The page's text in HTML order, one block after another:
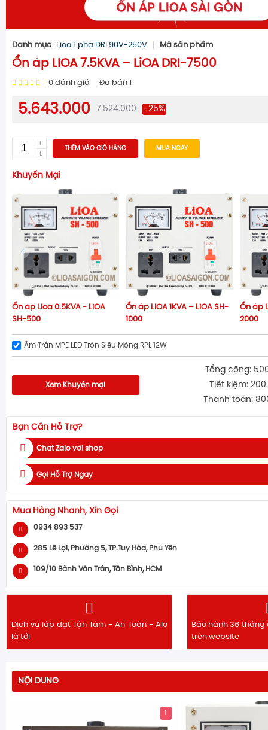
Danh mục Lioa 1 pha DRI 90V-250V Mã sản phẩm
Ổn áp LIOA 7.5KVA – LiOA DRI-7500
0 đánh giá Đã bán 1
5.643.000 7.524.000 -25%
THÊM VÀO GIỎ HÀNG MUA NGAY
Khuyến Mại
Ổn áp Lioa 0.5KVA - LiOA
SH-500
Ổn áp LIOA 1KVA – LiOA SH-
1000
Ổn áp
2000
Âm Trần MPE LED Tròn Siêu Mỏng RPL 12W
Xem Khuyến mại
Tổng cộng:
Tiết kiệm:
Thanh toán:
Bạn Cần Hỗ Trợ?
Chat Zalo với shop
Gọi Hỗ Trợ Ngay
Mua Hàng Nhanh, Xin Gọi
0934 893 537
285 Lê Lợi, Phường 5, TP.Tuy Hòa, Phú Yên
109/10 Bành Văn Trân, Tân Bình, HCM
Dịch vụ lắp đặt Tận Tâm - An Toàn - Alo
là tới
Bảo hành 36
trên website
NỘI DUNG
1